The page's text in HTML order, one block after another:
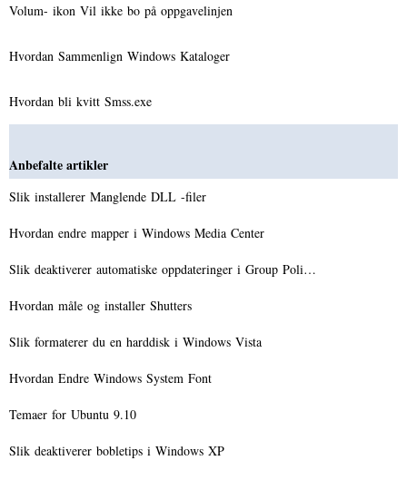
Volum- ikon Vil ikke bo på oppgavelinjen
Hvordan Sammenlign Windows Kataloger
Hvordan bli kvitt Smss.exe
Anbefalte artikler
Slik installerer Manglende DLL -filer
Hvordan endre mapper i Windows Media Center
Slik deaktiverer automatiske oppdateringer i Group Poli…
Hvordan måle og installer Shutters
Slik formaterer du en harddisk i Windows Vista
Hvordan Endre Windows System Font
Temaer for Ubuntu 9.10
Slik deaktiverer bobletips i Windows XP